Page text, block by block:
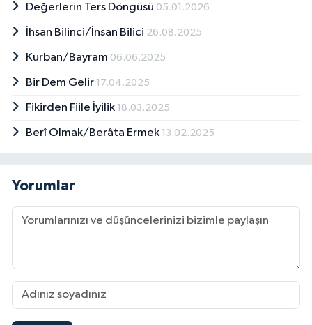
Değerlerin Ters Döngüsü 05.01.2026
İhsan Bilinci/İnsan Bilici 26.08.2025
Kurban/Bayram 06.06.2025
Bir Dem Gelir 17.04.2025
Fikirden Fiile İyilik 18.03.2025
Berî Olmak/Berâta Ermek 13.02.2025
Yorumlar
Sivas Müftülüğü
Şanlıurfa Müftülüğü
Şırnak Müftülüğü
Tunceli Müftülüğü
Uşak Müftülüğü